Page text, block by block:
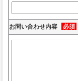
お問い合わせ内容 必須